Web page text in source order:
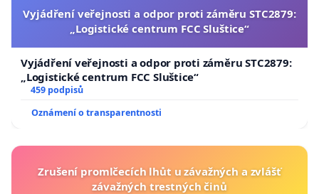
Vyjádření veřejnosti a odpor proti záměru STC2879:
„Logistické centrum FCC Sluštice“
Vyjádření veřejnosti a odpor proti záměru STC2879:
„Logistické centrum FCC Sluštice“
459 podpisů
Oznámení o transparentnosti
Zrušení promlčecích lhůt u závažných a zvlášť
závažných trestných činů